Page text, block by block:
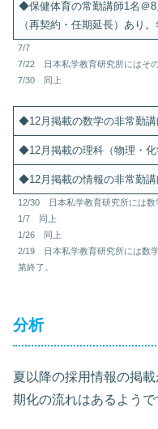
◆保健体育の常勤講師1名
（再契約・任期延長）あり
7/7
7/22 日本私学教育研究所にはそ
7/30 同上
◆12月掲載の数学の非常勤
◆12月掲載の理科（物理・
◆12月掲載の情報の非常勤
12/30 日本私学教育研究所には
1/7 同上
1/26 同上
2/19 日本私学教育研究所には数
第終了。
分析
夏以降の採用情報の掲
期化の流れはあるようで